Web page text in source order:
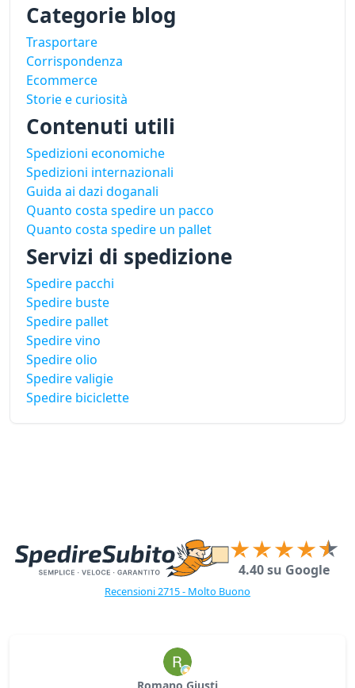
Categorie blog
Trasportare
Corrispondenza
Ecommerce
Storie e curiosità
Contenuti utili
Spedizioni economiche
Spedizioni internazionali
Guida ai dazi doganali
Quanto costa spedire un pacco
Quanto costa spedire un pallet
Servizi di spedizione
Spedire pacchi
Spedire buste
Spedire pallet
Spedire vino
Spedire olio
Spedire valigie
Spedire biciclette
4.40 su Google
Recensioni 2715 - Molto Buono